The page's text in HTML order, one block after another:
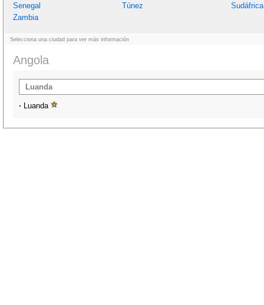
Senegal
Túnez
Sudáfrica
Zambia
Selecciona una ciudad para ver más información
Angola
Luanda
· Luanda